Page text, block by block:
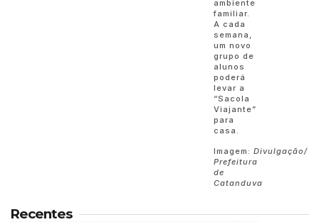
ambiente
familiar.
A cada
semana,
um novo
grupo de
alunos
poderá
levar a
“Sacola
Viajante”
para
casa.
Imagem:Divulgação/
Prefeitura
de
Catanduva
Recentes